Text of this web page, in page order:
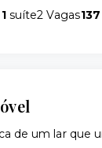
1 suíte2 Vagas
de um lar que